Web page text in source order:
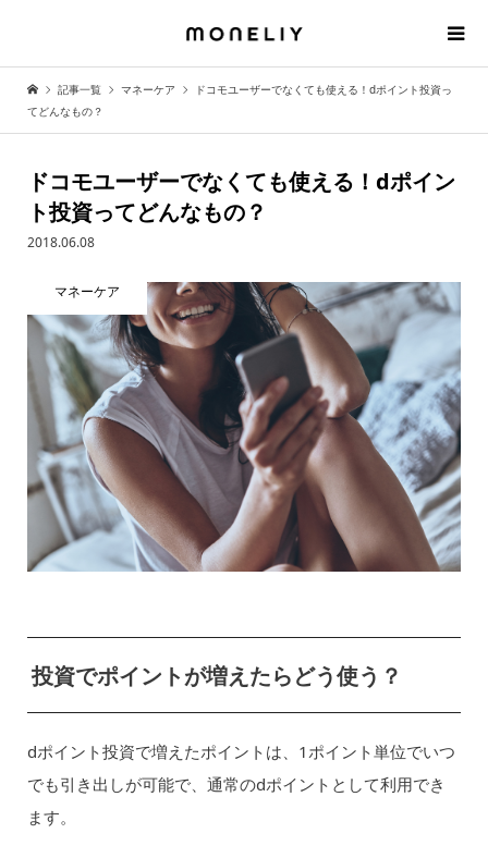
記事一覧 マネーケア
ドコモユーザーでなくても使える！dポイント投資っ
てどんなもの？
ドコモユーザーでなくても使える！dポイン
ト投資ってどんなもの？
2018.06.08
マネーケア
投資でポイントが増えたらどう使う？
dポイント投資で増えたポイントは、1ポイント単位でいつ
でも引き出しが可能で、通常のdポイントとして利用でき
ます。